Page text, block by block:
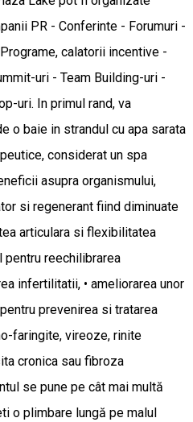
PR - Conferinte - Forumuri -
calatorii incentive -
uri - Team Building-uri -
uri. In primul rand, va
o baie in strandul cu apa sarata
considerat un spa
asupra organismului,
si regenerant fiind diminuate
articulara si flexibilitatea
pentru reechilibrarea
infertilitatii, • ameliorarea unor
prevenirea si tratarea
faringite, vireoze, rinite
cronica sau fibroza
se pune pe cât mai multă
o plimbare lungă pe malul